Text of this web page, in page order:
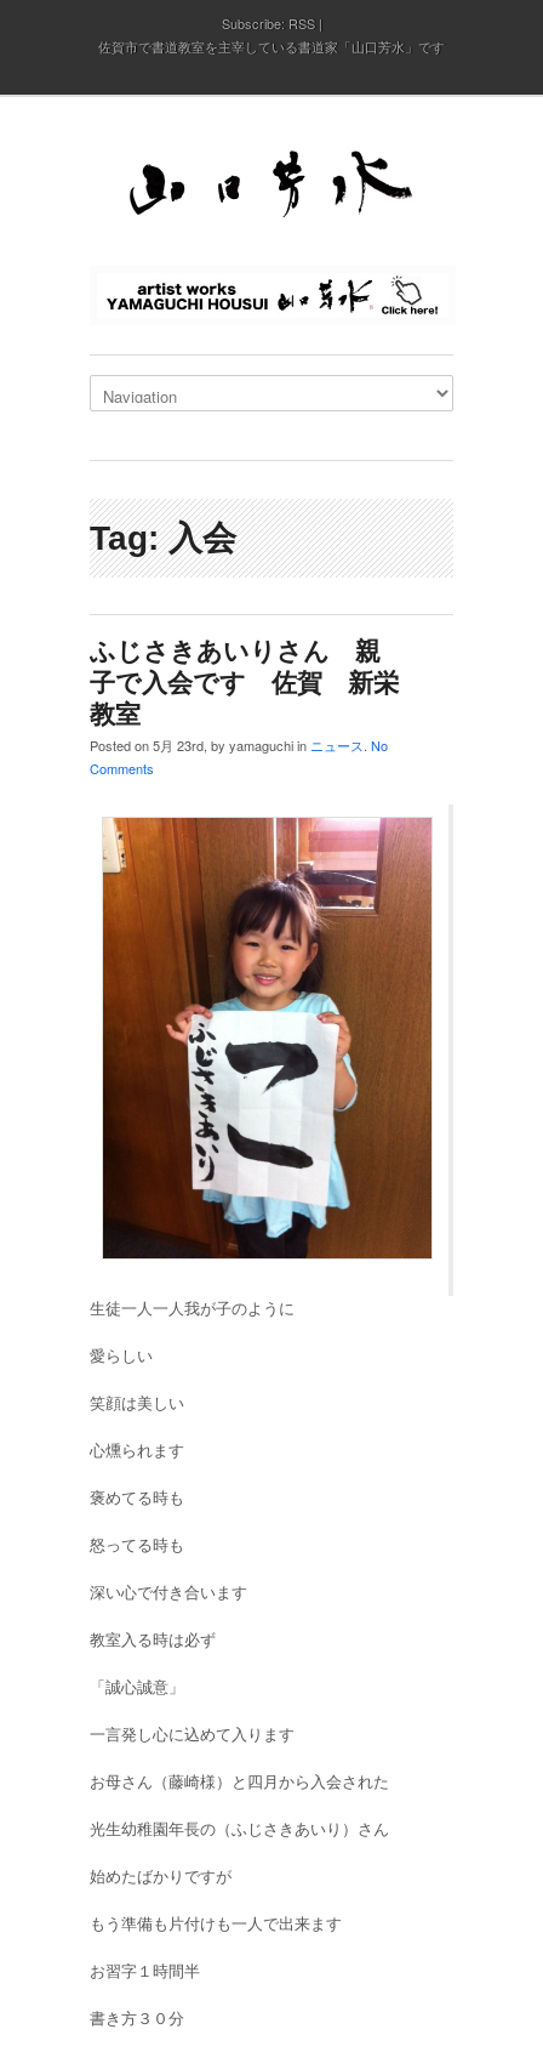
Subscribe: RSS
佐賀市で書道教室を主宰している書道家「山口芳水」です
Tag: 入会
ふじさきあいりさん 親
子で入会です 佐賀 新栄
教室
Posted on 5月 23rd, by yamaguchi in ニュース. No
Comments
生徒一人一人我が子のように
愛らしい
笑顔は美しい
心燻られます
褒めてる時も
怒ってる時も
深い心で付き合います
教室入る時は必ず
「誠心誠意」
一言発し心に込めて入ります
お母さん（藤崎様）と四月から入会された
光生幼稚園年長の（ふじさきあいり）さん
始めたばかりですが
もう準備も片付けも一人で出来ます
お習字１時間半
書き方３０分